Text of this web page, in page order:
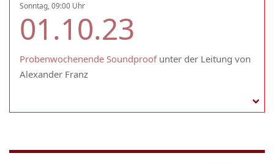
Sonntag, 09:00 Uhr
01.10.23
Probenwochenende Soundproofunter der Leitung von
Alexander Franz